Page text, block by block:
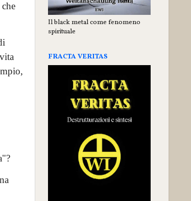
Il black metal come fenomeno
spirituale
FRACTA VERITAS